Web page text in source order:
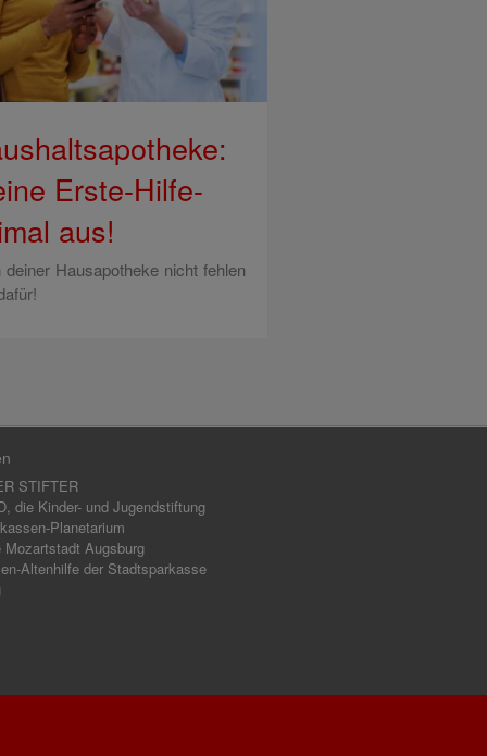
Erste-Hilfe-
aus!
Hausapotheke nicht fehlen
STIFTER
die Kinder- und Jugendstiftung
Planetarium
Mozartstadt Augsburg
Altenhilfe der Stadtsparkasse